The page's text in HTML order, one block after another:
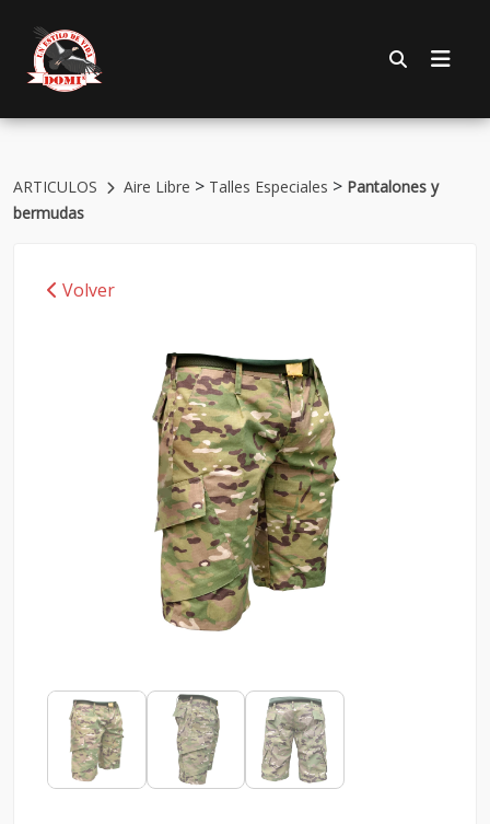
ARTICULOS Aire Libre > Talles Especiales > Pantalones y
bermudas
Volver